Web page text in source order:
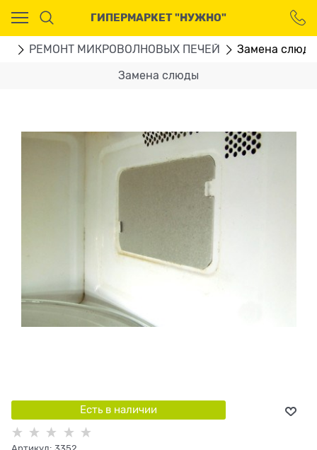
ГИПЕРМАРКЕТ "НУЖНО"
РЕМОНТ МИКРОВОЛНОВЫХ ПЕЧЕЙ Замена слюды
Замена слюды
Есть в наличии
Ваш город - Москва,
угадали?
ДА НЕТ